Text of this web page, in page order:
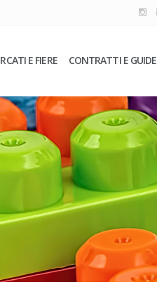
E FIERE CONTRATTI E GUIDE